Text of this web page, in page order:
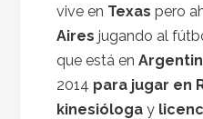
vive en Texas pero
Aires jugando al
que está en
2014 para jugar en
kinesióloga y